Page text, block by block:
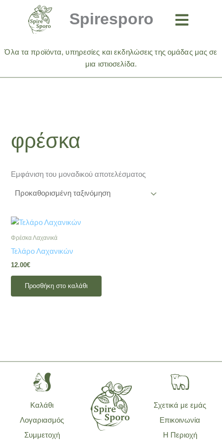
περιεχόμενο
Spiresporo
Όλα τα προϊόντα, υπηρεσίες και εκδηλώσεις της ομάδας μας σε
μια ιστιοσελίδα.
φρέσκα
Εμφάνιση του μοναδικού αποτελέσματος
Φρέσκα Λαχανικά
Τελάρο Λαχανικών
12.00€
Προσθήκη στο καλάθι
Καλάθι
Λογαριασμός
Συμμετοχή
Σχετικά με εμάς
Επικοινωνία
Η Περιοχή